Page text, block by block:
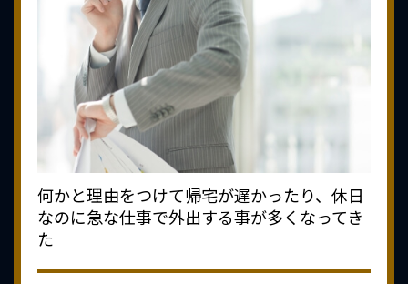
何かと理由をつけて帰宅が遅かったり、休日
なのに急な仕事で外出する事が多くなってき
た